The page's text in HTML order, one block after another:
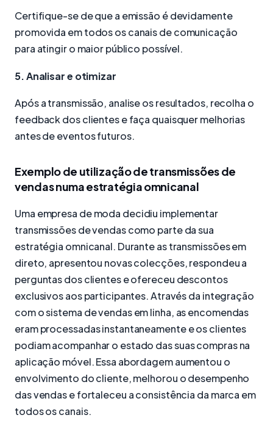
Certifique-se de que a emissão é devidamente
promovida em todos os canais de comunicação
para atingir o maior público possível.
5. Analisar e otimizar
Após a transmissão, analise os resultados, recolha o
feedback dos clientes e faça quaisquer melhorias
antes de eventos futuros.
Exemplo de utilização de transmissões de
vendas numa estratégia omnicanal
Uma empresa de moda decidiu implementar
transmissões de vendas como parte da sua
estratégia omnicanal. Durante as transmissões em
direto, apresentou novas colecções, respondeu a
perguntas dos clientes e ofereceu descontos
exclusivos aos participantes. Através da integração
com o sistema de vendas em linha, as encomendas
eram processadas instantaneamente e os clientes
podiam acompanhar o estado das suas compras na
aplicação móvel. Essa abordagem aumentou o
envolvimento do cliente, melhorou o desempenho
das vendas e fortaleceu a consistência da marca em
todos os canais.